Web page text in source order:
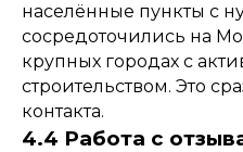
населённые пункты с
сосредоточились на
крупных городах с
строительством. Это
контакта.
4.4 Работа с